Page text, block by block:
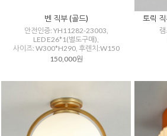
벤 직부 (골드)
안전인증: YH11282-23003,
LED E26*1(별도구매),
사이즈: W300*H290, 후렌치:W150
150,000원
토릭